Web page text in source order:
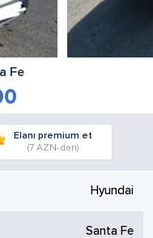
Fe
Elanı premium et
(7 AZN-dən)
Hyundai
Santa Fe